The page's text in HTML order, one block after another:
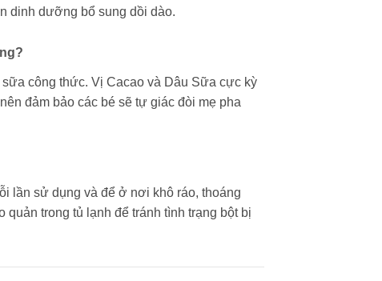
dinh dưỡng bổ sung dồi dào.
công thức. Vị Cacao và Dâu Sữa cực kỳ
đảm bảo các bé sẽ tự giác đòi mẹ pha
lần sử dụng và để ở nơi khô ráo, thoáng
trong tủ lạnh để tránh tình trạng bột bị